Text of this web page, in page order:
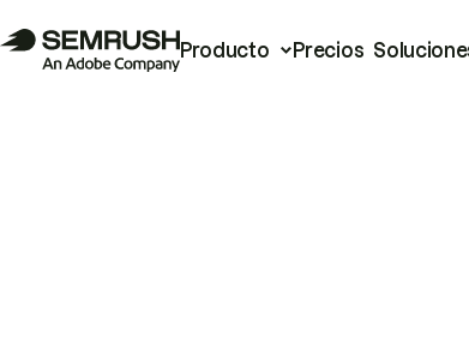
Producto Precios